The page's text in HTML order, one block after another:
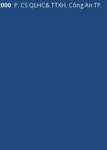
P. CS QLHC& TTXH, Công An TP.